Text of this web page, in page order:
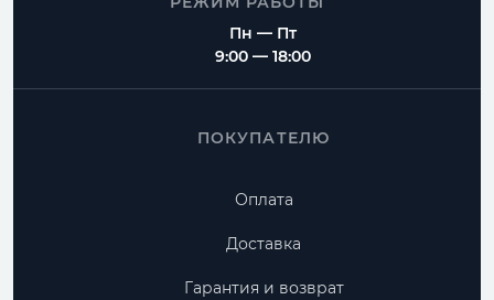
Пн — Пт
9:00 — 18:00
ПОКУПАТЕЛЮ
Оплата
Доставка
Гарантия и возврат